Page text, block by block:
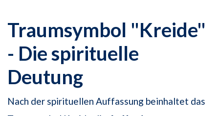
Traumsymbol "Kreide"
- Die spirituelle
Deutung
Nach der spirituellen Auffassung beinhaltet das